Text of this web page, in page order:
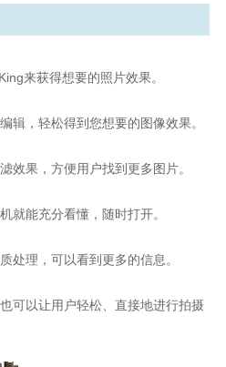
来获得想要的照片效果。
辑，轻松得到您想要的图像效果。
效果，方便用户找到更多图片。
就能充分看懂，随时打开。
处理，可以看到更多的信息。
可以让用户轻松、直接地进行拍摄